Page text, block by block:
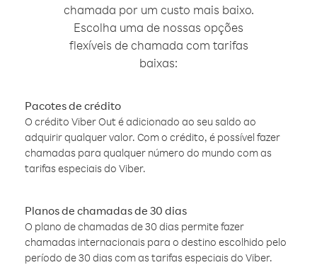
chamada por um custo mais baixo.
Escolha uma de nossas opções
flexíveis de chamada com tarifas
baixas:
Pacotes de crédito
O crédito Viber Out é adicionado ao seu saldo ao
adquirir qualquer valor. Com o crédito, é possível fazer
chamadas para qualquer número do mundo com as
tarifas especiais do Viber.
Planos de chamadas de 30 dias
O plano de chamadas de 30 dias permite fazer
chamadas internacionais para o destino escolhido pelo
período de 30 dias com as tarifas especiais do Viber.